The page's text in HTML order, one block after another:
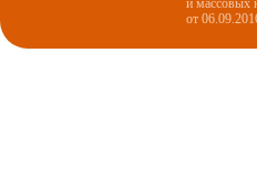
и массовых
от